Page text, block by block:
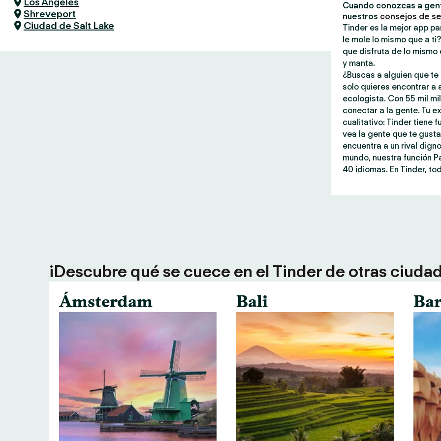
Shreveport
Ciudad de Salt Lake
Cuando conozcas a
nuestros consejos de
Tinder es la mejor app
le mole lo mismo que a
que disfruta de lo
y manta.
¿Buscas a alguien que
solo quieres encontrar a
ecologista. Con 55 mil
conectar a la gente. Tu
cualitativo: Tinder tiene
vea la gente que te
encuentra a un rival
mundo, nuestra función
40 idiomas. En Tinder,
¡Descubre qué se cuece en el Tinder de otras
Ámsterdam
Bali